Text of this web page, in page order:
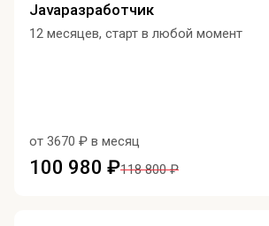
Javaразработчик
12 месяцев, старт в любой момент
от 3670 ₽ в месяц
100 980 ₽118 800 ₽